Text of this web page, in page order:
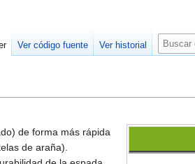
de forma más rápida
de araña).
Ver código fuente Ver historial
B
u
a